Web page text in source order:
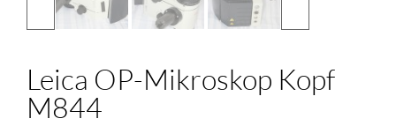
Leica OP-Mikroskop Kopf
M844